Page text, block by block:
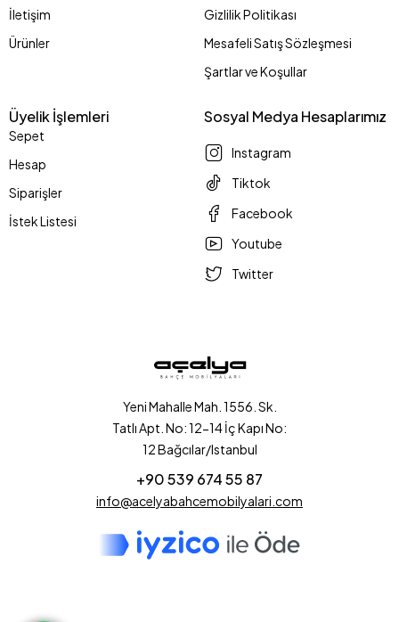
İletişim
Ürünler
Gizlilik Politikası
Mesafeli Satış Sözleşmesi
Şartlar ve Koşullar
Üyelik İşlemleri
Sepet
Hesap
Siparişler
İstek Listesi
Sosyal Medya Hesaplarımız
Instagram
Tiktok
Facebook
Youtube
Twitter
Yeni Mahalle Mah. 1556. Sk.
Tatlı Apt. No: 12-14 İç Kapı No:
12 Bağcılar/Istanbul
+90 539 674 55 87
info@acelyabahcemobilyalari.com